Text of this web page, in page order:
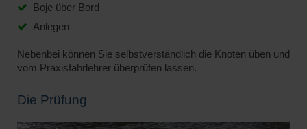
Boje über Bord
Anlegen
Nebenbei können Sie selbstverständlich die Knoten üben und
vom Praxisfahrlehrer überprüfen lassen.
Die Prüfung